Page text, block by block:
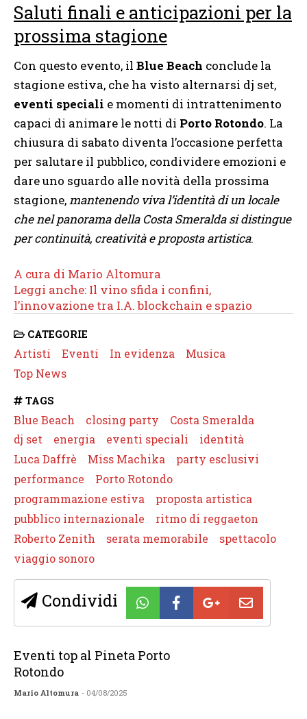
Saluti finali e anticipazioni per la
prossima stagione
Con questo evento, il Blue Beach conclude la
stagione estiva, che ha visto alternarsi dj set,
eventi speciali e momenti di intrattenimento
capaci di animare le notti di Porto Rotondo. La
chiusura di sabato diventa l’occasione perfetta
per salutare il pubblico, condividere emozioni e
dare uno sguardo alle novità della prossima
stagione,mantenendo viva l’identità di un locale
che nel panorama della Costa Smeralda si distingue
per continuità, creatività e proposta artistica.
A cura di Mario Altomura
Leggi anche: Il vino sfida i confini,
l’innovazione tra I.A. blockchain e spazio
CATEGORIE
Artisti Eventi In evidenza
Musica
Top News
TAGS
Blue Beach closing party
Costa Smeralda
dj set
energia eventi speciali
identità
Luca Daffrè
Miss Machika
party esclusivi
performance
Porto Rotondo
programmazione estiva
proposta artistica
pubblico internazionale
ritmo di reggaeton
Roberto Zenith
serata memorabile
spettacolo
viaggio sonoro
Condividi
Eventi top al Pineta Porto
Rotondo
Mario Altomura - 04/08/2025